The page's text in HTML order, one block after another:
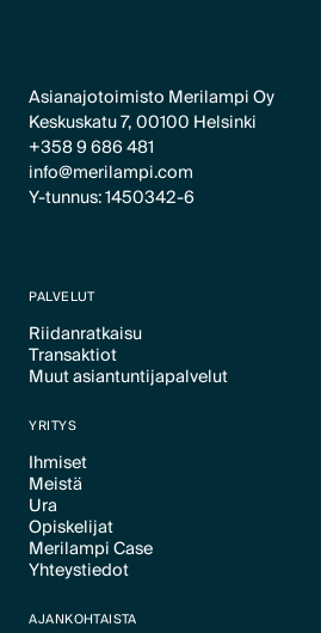
Asianajotoimisto Merilampi Oy
Keskuskatu 7, 00100 Helsinki
+358 9 686 481
info@merilampi.com
Y-tunnus: 1450342-6
PALVELUT
Riidanratkaisu
Text Link
Transaktiot
Text Link
Muut asiantuntijapalvelut
YRITYS
Ihmiset
Text Link
Meistä
Text Link
Ura
Text Link
Opiskelijat
Text Link
Merilampi Case
Text Link
Yhteystiedot
AJANKOHTAISTA